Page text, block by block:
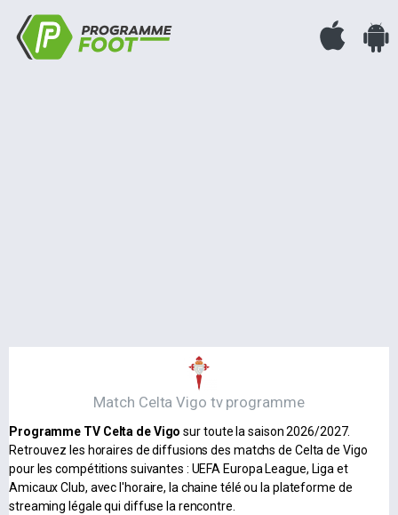
Match Celta Vigo tv programme
Programme TV Celta de Vigo sur toute la saison 2026/2027.
Retrouvez les horaires de diffusions des matchs de Celta de Vigo
pour les compétitions suivantes : UEFA Europa League, Liga et
Amicaux Club, avec l'horaire, la chaine télé ou la plateforme de
streaming légale qui diffuse la rencontre.